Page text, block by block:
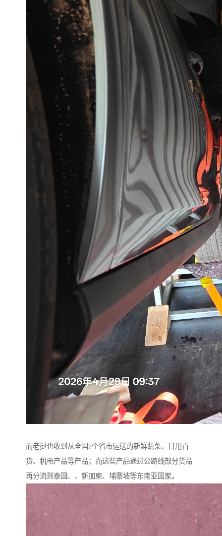
而老挝也收到从全国7个省市运送的新鲜蔬菜、日用百
货、机电产品等产品；而这些产品通过公路线部分货品
再分流到泰国、、新加柬、埔寨坡等东南亚国家。